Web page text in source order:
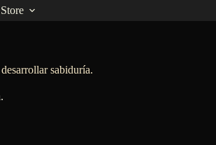
Store
sabiduría.